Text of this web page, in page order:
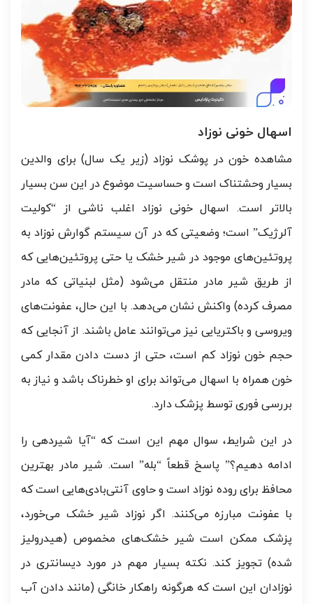
اسهال خونی نوزاد
مشاهده خون در پوشک نوزاد (زیر یک سال) برای والدین
بسیار وحشتناک است و حساسیت موضوع در این سن بسیار
بالاتر است. اسهال خونی نوزاد اغلب ناشی از “کولیت
آلرژیک” است؛ وضعیتی که در آن سیستم گوارش نوزاد به
پروتئین‌های موجود در شیر خشک یا حتی پروتئین‌هایی که
از طریق شیر مادر منتقل می‌شود (مثل لبنیاتی که مادر
مصرف کرده) واکنش نشان می‌دهد. با این حال، عفونت‌های
ویروسی و باکتریایی نیز می‌توانند عامل باشند. از آنجایی که
حجم خون نوزاد کم است، حتی از دست دادن مقدار کمی
خون همراه با اسهال می‌تواند برای او خطرناک باشد و نیاز به
بررسی فوری توسط پزشک دارد.
در این شرایط، سوال مهم این است که “آیا شیردهی را
ادامه دهیم؟” پاسخ قطعاً “بله” است. شیر مادر بهترین
محافظ برای روده نوزاد است و حاوی آنتی‌بادی‌هایی است که
با عفونت مبارزه می‌کنند. اگر نوزاد شیر خشک می‌خورد،
پزشک ممکن است شیر خشک‌های مخصوص (هیدرولیز
شده) تجویز کند. نکته بسیار مهم در مورد دیسانتری در
نوزادان این است که هرگونه راهکار خانگی (مانند دادن آب